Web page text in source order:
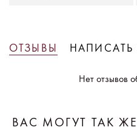
ОТЗЫВЫ НАПИСАТЬ
Нет отзывов
ВАС МОГУТ ТАК